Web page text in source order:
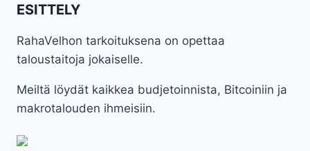
ESITTELY
RahaVelhon tarkoituksena on opettaa
taloustaitoja jokaiselle.
Meiltä löydät kaikkea budjetoinnista, Bitcoiniin ja
makrotalouden ihmeisiin.